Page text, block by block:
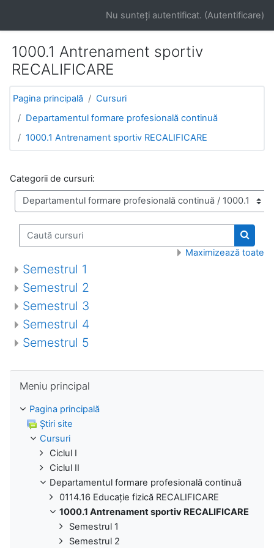
Nu sunteţi autentificat. (Autentificare)
1000.1 Antrenament sportiv
RECALIFICARE
Pagina principală
Cursuri
Departamentul formare profesională continuă
1000.1 Antrenament sportiv RECALIFICARE
Categorii de cursuri:
Caută cursuri
Caută
Maximizează toate
Semestrul 1
Semestrul 2
Semestrul 3
Semestrul 4
Semestrul 5
Meniu principal
Pagina principală
Ştiri site
Cursuri
Ciclul I
Ciclul II
Departamentul formare profesională continuă
0114.16 Educație fizică RECALIFICARE
1000.1 Antrenament sportiv RECALIFICARE
Semestrul 1
Semestrul 2